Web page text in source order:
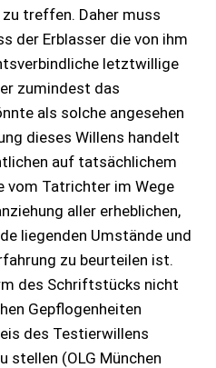
treffen. Daher muss
der Erblasser die von ihm
letztwillige
zumindest das
als solche angesehen
dieses Willens handelt
auf tatsächlichem
vom Tatrichter im Wege
aller erheblichen,
liegenden Umstände und
zu beurteilen ist.
des Schriftstücks nicht
Gepflogenheiten
des Testierwillens
stellen (OLG München